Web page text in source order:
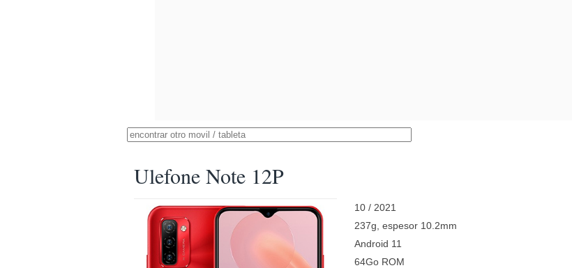
Ulefone Note 12P
10 / 2021
237g, espesor 10.2mm
Android 11
64Go ROM